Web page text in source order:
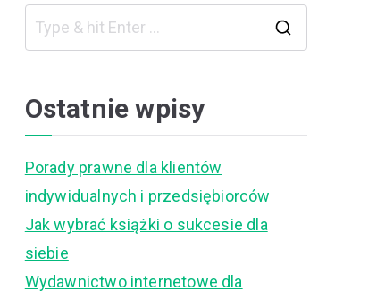
Ostatnie wpisy
Porady prawne dla klientów
indywidualnych i przedsiębiorców
Jak wybrać książki o sukcesie dla
siebie
Wydawnictwo internetowe dla